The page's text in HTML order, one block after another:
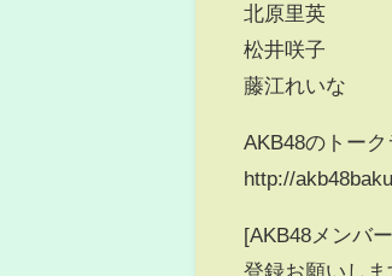
北原里英
松井咲子
藤江れいな
AKB48のトー
http://
[AKB48メンバ
登録お願いしま